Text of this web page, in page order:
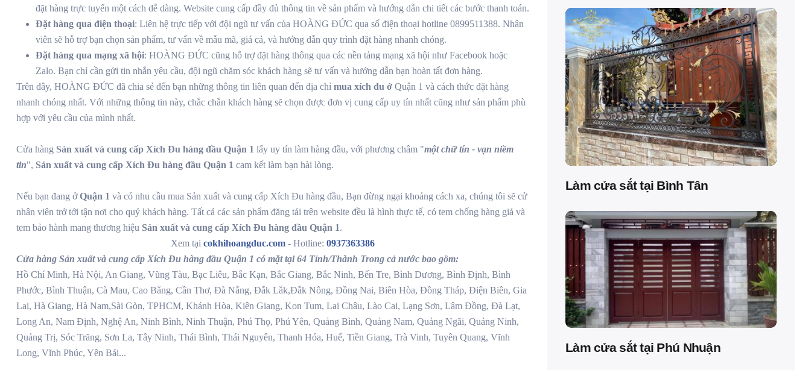
đặt hàng trực tuyến một cách dễ dàng. Website cung cấp đầy đủ thông tin về sản phẩm và hướng dẫn chi tiết các bước thanh toán.
Đặt hàng qua điện thoại: Liên hệ trực tiếp với đội ngũ tư vấn của HOÀNG ĐỨC qua số điện thoại hotline 0899511388. Nhân
viên sẽ hỗ trợ bạn chọn sản phẩm, tư vấn về mẫu mã, giá cả, và hướng dẫn quy trình đặt hàng nhanh chóng.
Đặt hàng qua mạng xã hội: HOÀNG ĐỨC cũng hỗ trợ đặt hàng thông qua các nền tảng mạng xã hội như Facebook hoặc
Zalo. Bạn chỉ cần gửi tin nhắn yêu cầu, đội ngũ chăm sóc khách hàng sẽ tư vấn và hướng dẫn bạn hoàn tất đơn hàng.
Trên đây, HOÀNG ĐỨC đã chia sẻ đến bạn những thông tin liên quan đến địa chỉ mua xích đu ở Quận 1 và cách thức đặt hàng
nhanh chóng nhất. Với những thông tin này, chắc chắn khách hàng sẽ chọn được đơn vị cung cấp uy tín nhất cũng như sản phẩm phù
hợp với yêu cầu của mình nhất.
Cửa hàng Sản xuất và cung cấp Xích Đu hàng đầu Quận 1 lấy uy tín làm hàng đầu, với phương châm "một chữ tín - vạn niềm
tin", Sản xuất và cung cấp Xích Đu hàng đầu Quận 1 cam kết làm bạn hài lòng.
Nếu bạn đang ởQuận 1 và có nhu cầu mua Sản xuất và cung cấp Xích Đu hàng đầu, Bạn đừng ngại khoảng cách xa, chúng tôi sẽ cử
nhân viên trở tới tận nơi cho quý khách hàng. Tất cả các sản phẩm đăng tải trên website đều là hình thực tế, có tem chống hàng giả và
tem bảo hành mang thương hiệu Sản xuất và cung cấp Xích Đu hàng đầu Quận 1.
Xem tại cokhihoangduc.com - Hotline: 0937363386
Cửa hàng Sản xuất và cung cấp Xích Đu hàng đầu Quận 1 có mặt tại 64 Tỉnh/Thành Trong cả nước bao gồm:
Hồ Chí Minh, Hà Nội, An Giang, Vũng Tàu, Bạc Liêu, Bắc Kạn, Bắc Giang, Bắc Ninh, Bến Tre, Bình Dương, Bình Định, Bình
Phước, Bình Thuận, Cà Mau, Cao Bằng, Cần Thơ, Đà Nẵng, Đắk Lắk,Đắk Nông, Đồng Nai, Biên Hòa, Đồng Tháp, Điện Biên, Gia
Lai, Hà Giang, Hà Nam,Sài Gòn, TPHCM, Khánh Hòa, Kiên Giang, Kon Tum, Lai Châu, Lào Cai, Lạng Sơn, Lâm Đồng, Đà Lạt,
Long An, Nam Định, Nghệ An, Ninh Bình, Ninh Thuận, Phú Thọ, Phú Yên, Quảng Bình, Quảng Nam, Quảng Ngãi, Quảng Ninh,
Quảng Trị, Sóc Trăng, Sơn La, Tây Ninh, Thái Bình, Thái Nguyên, Thanh Hóa, Huế, Tiền Giang, Trà Vinh, Tuyên Quang, Vĩnh
Long, Vĩnh Phúc, Yên Bái...
Làm cửa sắt tại Bình Tân
Làm cửa sắt tại Phú Nhuận